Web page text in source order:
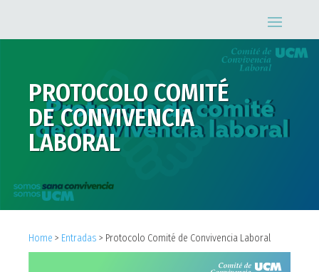
PROTOCOLO COMITÉ
DE CONVIVENCIA
LABORAL
Home > Entradas > Protocolo Comité de Convivencia Laboral